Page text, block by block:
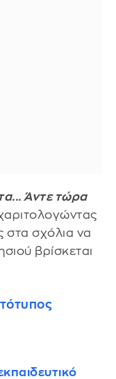
Άντε τώρα
στα σχόλια να
βρίσκεται